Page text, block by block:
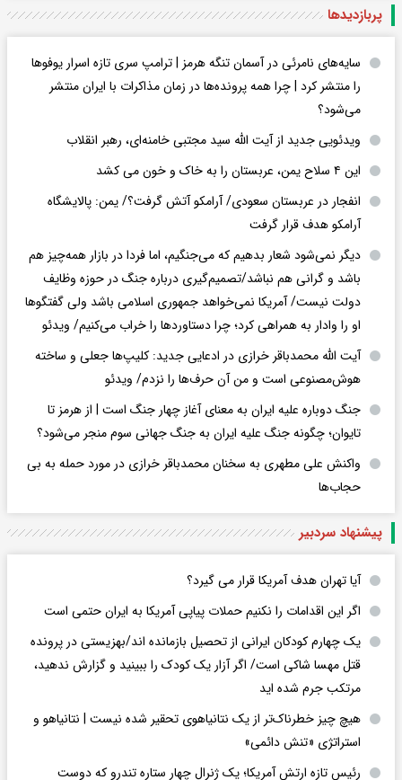
پربازدید‌ها
سایه‌های نامرئی در آسمان تنگه هرمز | ترامپ سری تازه اسرار یوفوها
را منتشر کرد | چرا همه پرونده‌ها در زمان مذاکرات با ایران منتشر
می‌شود؟
ویدئویی جدید از آیت الله سید مجتبی خامنه‌ای، رهبر انقلاب
این ۴ سلاح یمن، عربستان را به خاک و خون می کشد
انفجار در عربستان سعودی/ آرامکو آتش گرفت؟/ یمن: پالایشگاه
آرامکو هدف قرار گرفت
دیگر نمی‌شود شعار بدهیم که می‌جنگیم، اما فردا در بازار همه‌چیز هم
باشد و گرانی هم نباشد/تصمیم‌گیری درباره جنگ در حوزه وظایف
دولت نیست/ آمریکا نمی‌خواهد جمهوری اسلامی باشد ولی گفتگوها
او را وادار به همراهی کرد؛ چرا دستاوردها را خراب می‌کنیم/ ویدئو
آیت الله محمدباقر خرازی در ادعایی جدید: کلیپ‌ها جعلی و ساخته
هوش‌مصنوعی است و من آن حرف‌ها را نزدم/ ویدئو
جنگ دوباره علیه ایران به معنای آغاز چهار جنگ است | از هرمز تا
تایوان؛ چگونه جنگ علیه ایران به جنگ جهانی سوم منجر می‌شود؟
واکنش علی مطهری به سخنان محمدباقر خرازی در مورد حمله به بی
حجاب‌ها
پیشنهاد سردبیر
آیا تهران هدف آمریکا قرار می گیرد؟
اگر این اقدامات را نکنیم حملات پیاپی آمریکا به ایران حتمی است
یک چهارم کودکان ایرانی از تحصیل بازمانده اند/بهزیستی در پرونده
قتل مهسا شاکی است/ اگر آزار یک کودک را ببینید و گزارش ندهید،
مرتکب جرم شده اید
هیچ چیز خطرناک‌تر از یک نتانیاهوی تحقیر شده نیست | نتانیاهو و
استراتژی «تنش دائمی»
رئیس تازه ارتش آمریکا؛ یک ژنرال چهار ستاره تندرو که دوست